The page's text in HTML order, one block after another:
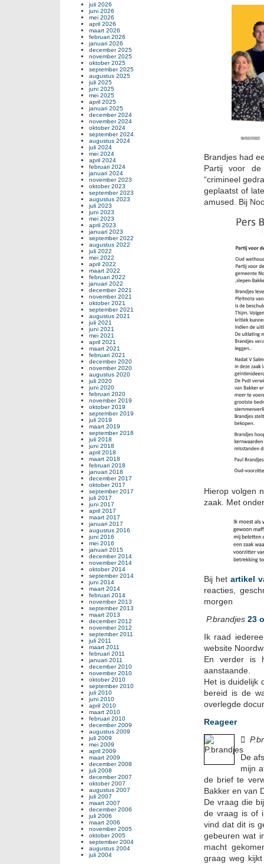
Brandjes had
Partij voor
“crimineel
geplaatst of
amused. Bij
Hierop volgen
zaak. Met
Bij hetartikel
reacties,
morgen
P.brandjes 23
Ik raad
website
En verder is
aanstaande.
Het is duidelijk
bereid is de
overlegde
Reageer

De
mijn
de brief te
Bakker en van
De vraag die
de vraag is of
vind dat dit is
gebeuren wat
macht
graag weg
juli 2026
juni 2026
mei 2026
april 2026
maart 2026
februari 2026
januari 2026
december 2025
november 2025
oktober 2025
september 2025
augustus 2025
juli 2025
juni 2025
mei 2025
april 2025
januari 2025
december 2024
november 2024
oktober 2024
september 2024
augustus 2024
juli 2024
mei 2024
april 2024
februari 2024
januari 2024
november 2023
oktober 2023
september 2023
augustus 2023
juli 2023
juni 2023
mei 2023
april 2023
januari 2023
september 2022
augustus 2022
juli 2022
mei 2022
april 2022
maart 2022
februari 2022
januari 2022
december 2021
november 2021
oktober 2021
september 2021
augustus 2021
juli 2021
juni 2021
mei 2021
april 2021
maart 2021
februari 2021
december 2020
november 2020
augustus 2020
juli 2020
juni 2020
februari 2020
november 2019
oktober 2019
september 2019
juli 2019
maart 2019
september 2018
juli 2018
juni 2018
april 2018
maart 2018
februari 2018
januari 2018
december 2017
oktober 2017
september 2017
juli 2017
juni 2017
april 2017
maart 2017
januari 2017
augustus 2016
juni 2016
mei 2016
januari 2015
december 2014
november 2014
oktober 2014
september 2014
juni 2014
maart 2014
februari 2014
november 2013
september 2013
maart 2013
december 2012
november 2012
september 2011
juli 2011
maart 2011
februari 2011
januari 2011
december 2010
november 2010
oktober 2010
september 2010
juli 2010
juni 2010
april 2010
maart 2010
februari 2010
december 2009
augustus 2009
juli 2009
mei 2009
april 2009
maart 2009
december 2008
juli 2008
december 2007
oktober 2007
augustus 2007
juli 2007
maart 2007
december 2006
juli 2006
maart 2006
november 2005
oktober 2005
september 2004
augustus 2004
juli 2004